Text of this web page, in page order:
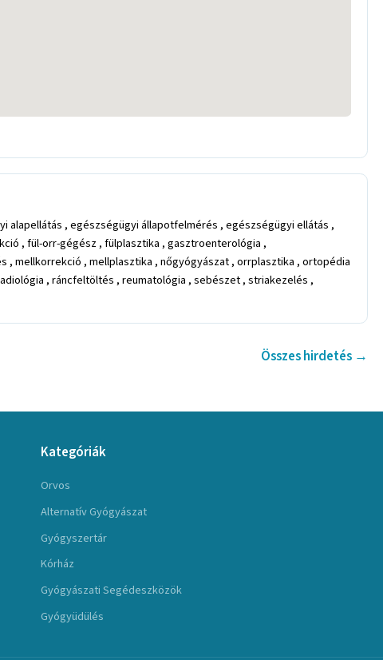
alapellátás , egészségügyi állapotfelmérés , egészségügyi ellátás ,
, fül-orr-gégész , fülplasztika , gasztroenterológia ,
, mellkorrekció , mellplasztika , nőgyógyászat , orrplasztika , ortopédia
, ráncfeltöltés , reumatológia , sebészet , striakezelés ,
Összes hirdetés →
Kategóriák
Orvos
Alternatív Gyógyászat
Gyógyszertár
Kórház
Gyógyászati Segédeszközök
Gyógyüdülés